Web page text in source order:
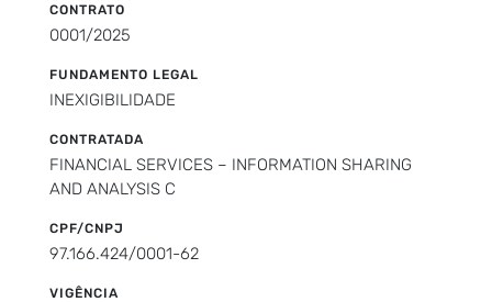
CONTRATO
0001/2025
FUNDAMENTO LEGAL
INEXIGIBILIDADE
CONTRATADA
FINANCIAL SERVICES – INFORMATION SHARING
AND ANALYSIS C
CPF/CNPJ
97.166.424/0001-62
VIGÊNCIA